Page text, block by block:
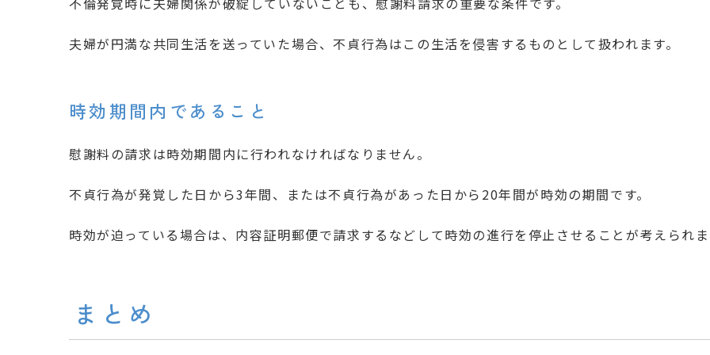
夫婦が円満な共同生活を送っていた場合、不貞行為はこの生活を侵害するものとして扱われます。
時効期間内であること
慰謝料の請求は時効期間内に行われなければなりません。
不貞行為が発覚した日から3年間、または不貞行為があった日から20年間が時効の期間です。
時効が迫っている場合は、内容証明郵便で請求するなどして時効の進行を停止させることが考えられ
まとめ